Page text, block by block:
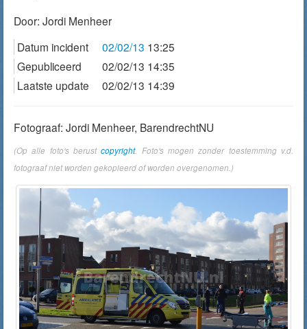
Door: Jordi Menheer
Datum incident
02/02/13 13:25
Gepubliceerd
02/02/13 14:35
Laatste update
02/02/13 14:39
Fotograaf: Jordi Menheer, BarendrechtNU
(Op alle foto's berustcopyright. Foto's mogen zonder toestemming v.d.
fotograaf niet worden gekopieerd of worden overgenomen.)